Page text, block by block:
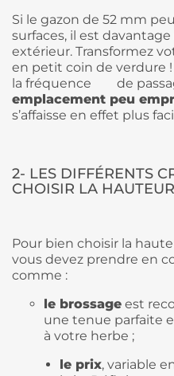
Si le gazon de 52 mm
surfaces, il est
extérieur. Transformez
en petit coin de verdure
la fréquence de
emplacement peu
s’affaisse en effet plus
2- LES DIFFÉRENTS
CHOISIR LA
Pour bien choisir la
vous devez prendre en
comme :
le brossage est
une tenue parfaite
à votre herbe ;
le prix, variable